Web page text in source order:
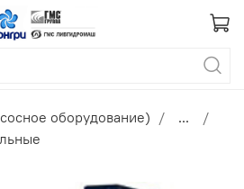
оборудование)
...